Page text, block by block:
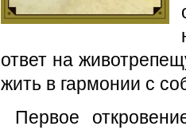
ответ на
жить в гармонии с
Первое